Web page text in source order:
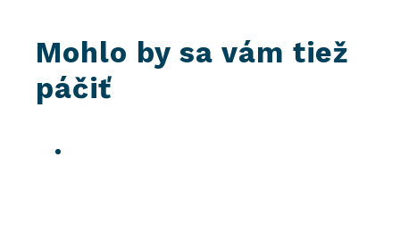
Mohlo by sa vám tiež
páčiť